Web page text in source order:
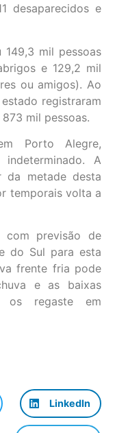
desaparecidos e
mil pessoas
e 129,2 mil
ou amigos). Ao
registraram
mil pessoas.
Porto Alegre,
A
metade desta
temporais volta a
com previsão de
do Sul para esta
frente fria pode
e as baixas
os regaste em
LinkedIn